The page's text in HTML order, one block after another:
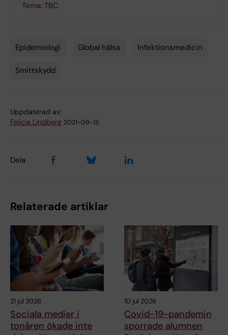
Tema: TBC
Epidemiologi Global hälsa Infektionsmedicin
Smittskydd
Uppdaterad av:
Felicia Lindberg 2021-09-15
Dela
Relaterade artiklar
21 jul 2026
Sociala medier i
tonåren ökade inte
10 jul 2026
Covid-19-pandemin
sporrade alumnen